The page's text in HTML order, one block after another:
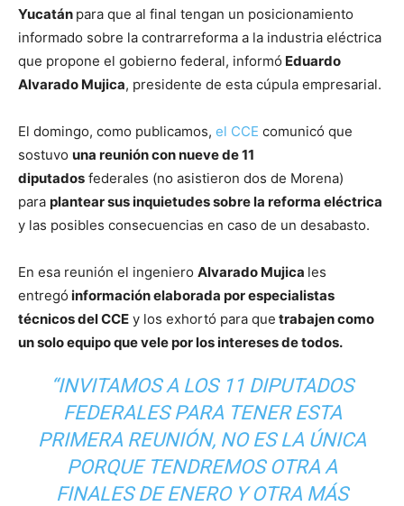
Yucatán para que al final tengan un posicionamiento
informado sobre la contrarreforma a la industria eléctrica
que propone el gobierno federal, informó Eduardo
Alvarado Mujica, presidente de esta cúpula empresarial.
El domingo, como publicamos, el CCE comunicó que
sostuvo una reunión con nueve de 11
diputados federales (no asistieron dos de Morena)
para plantear sus inquietudes sobre la reforma eléctrica
y las posibles consecuencias en caso de un desabasto.
En esa reunión el ingeniero Alvarado Mujica les
entregó información elaborada por especialistas
técnicos del CCE y los exhortó para que trabajen como
un solo equipo que vele por los intereses de todos.
“INVITAMOS A LOS 11 DIPUTADOS
FEDERALES PARA TENER ESTA
PRIMERA REUNIÓN, NO ES LA ÚNICA
PORQUE TENDREMOS OTRA A
FINALES DE ENERO Y OTRA MÁS